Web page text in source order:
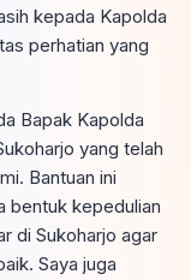
kepada Kapolda
perhatian yang
Bapak Kapolda
yang telah
Bantuan ini
bentuk kepedulian
di Sukoharjo agar
Saya juga